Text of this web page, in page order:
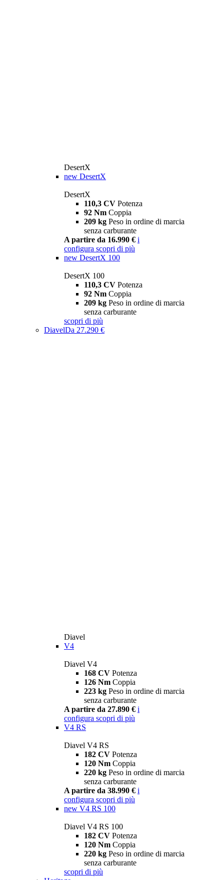
DesertX
new DesertX
DesertX
110,3 CV Potenza
92 Nm Coppia
209 kg Peso in ordine di marcia
senza carburante
A partire da 16.990 € i
configura scopri di più
new DesertX 100
DesertX 100
110,3 CV Potenza
92 Nm Coppia
209 kg Peso in ordine di marcia
senza carburante
scopri di più
DiavelDa 27.290 €
Diavel
V4
Diavel V4
168 CV Potenza
126 Nm Coppia
223 kg Peso in ordine di marcia
senza carburante
A partire da 27.890 € i
configura scopri di più
V4 RS
Diavel V4 RS
182 CV Potenza
120 Nm Coppia
220 kg Peso in ordine di marcia
senza carburante
A partire da 38.990 € i
configura scopri di più
new V4 RS 100
Diavel V4 RS 100
182 CV Potenza
120 Nm Coppia
220 kg Peso in ordine di marcia
senza carburante
scopri di più